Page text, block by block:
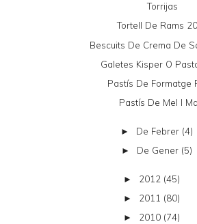
Torrijas
Tortell De Rams
Bescuits De Crema De
Galetes Kisper O
Pastís De Formatge
Pastís De Mel I
► De Febrer (4)
► De Gener (5)
► 2012 (45)
► 2011 (80)
► 2010 (74)